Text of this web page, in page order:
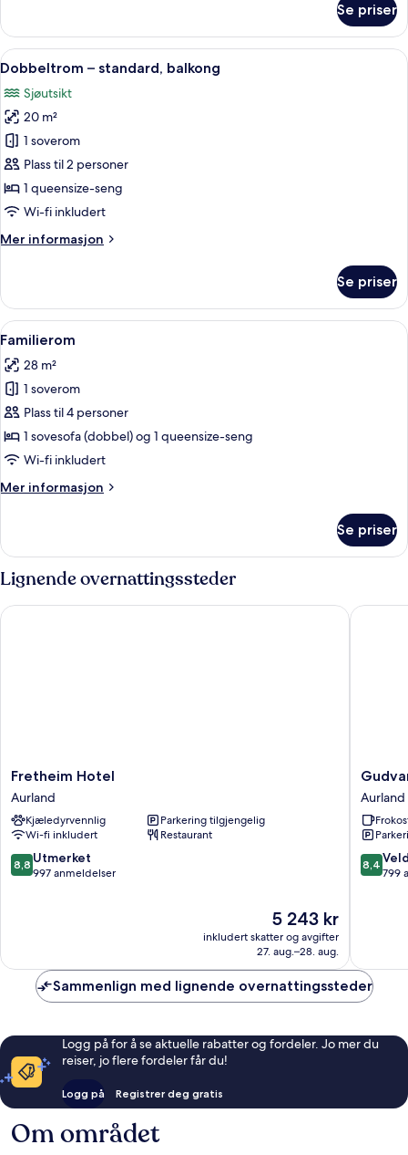
dobbeltrom,
balkong
Se priser
Åpne
alle
bildene
av
Dobbeltrom
–
standard,
balkong
Dobbeltrom – standard, balkong |
4
Dobbeltrom – standard, balkong
Sjøutsikt
20 m²
1 soverom
Plass til 2 personer
1 queensize-seng
Wi-fi inkludert
Mer informasjon
Mer
–
standard,
balkong
Se priser
Åpne
alle
bildene
av
Familierom
Familierom | Minibar,
5
Familierom
28 m²
1 soverom
Plass til 4 personer
1 sovesofa (dobbel) og 1 queensize-seng
Wi-fi inkludert
Mer informasjon
Mer
Se priser
Lignende overnattingssteder
Fretheim
Hotel
Aurland
Fretheim Hotel
Aurland
Kjæledyrvennlig
Parkering tilgjengelig
Wi-fi inkludert
Restaurant
8.8
av
8,8 Utmerket
997 anmeldelser
Prisen
er
5 243 kr
5 243 kr
inkludert skatter og avgifter
27. aug.–28. aug.
Fretheim Hotel
Fjordtell
Aurland
Aurland
8.4
av
8,4
799
Sammenlign med lignende overnattingssteder
Logg på for å se aktuelle rabatter og fordeler. Jo mer du
reiser, jo flere fordeler får du!
Logg på Registrer deg gratis
Om området